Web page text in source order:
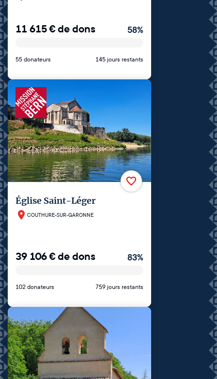
11 615€de dons 58%
55 donateurs 145 jours restants
Église Saint-Léger
COUTHURE-SUR-GARONNE
39 106€de dons 83%
102 donateurs 759 jours restants